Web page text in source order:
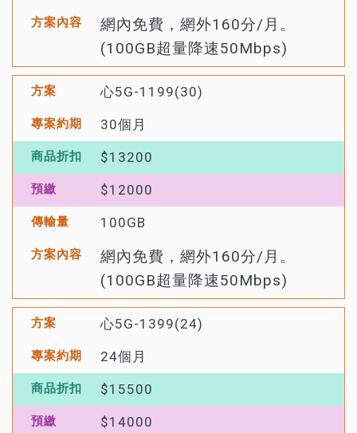
網內免費，網外160分/月。
(100GB超量降速50Mbps)
心5G-1199(30)
30個月
$13200
$12000
100GB
網內免費，網外160分/月。
(100GB超量降速50Mbps)
心5G-1399(24)
24個月
$15500
$14000